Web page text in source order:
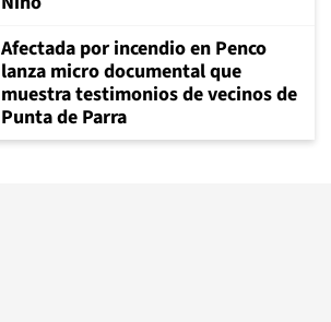
Afectada por incendio en Penco
lanza micro documental que
muestra testimonios de vecinos de
Punta de Parra